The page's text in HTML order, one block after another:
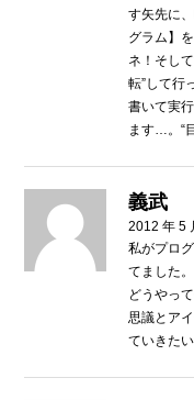
す矢先に
グラム】
ネ！そし
転”して行
書いて実
ます…。“
義武
2012 年 5
私がプロ
てました。
どうやっ
思議とア
ていきたい